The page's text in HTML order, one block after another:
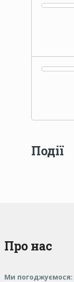
Події
Про нас
Ми погоджуємося: